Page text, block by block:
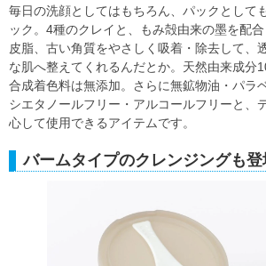
毎日の洗顔としてはもちろん、パックとして
ック。4種のクレイと、もみ殻由来の墨を配
皮脂、古い角質をやさしく吸着・除去して、
な肌へ整えてくれるんだとか。天然由来成分
合成着色料は無添加。さらに無鉱物油・パラ
シエタノールフリー・アルコールフリーと、
心して使用できるアイテムです。
バームタイプのクレンジングも登